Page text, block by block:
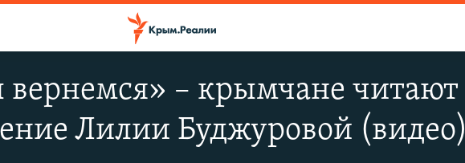
вернемся» – крымчане читают
Лилии Буджуровой (видео)